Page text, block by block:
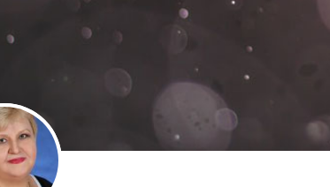
Присоединились